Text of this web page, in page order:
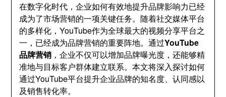
在数字化时代，企业如何有效地提升品牌影响力已经
成为了市场营销的一项关键任务。随着社交媒体平台
的多样化，YouTube作为全球最大的视频分享平台之
一，已经成为品牌营销的重要阵地。通过YouTube
品牌营销 ，企业不仅可以增加品牌曝光度，还能够精
准地与目标客户群体建立联系。本文将深入探讨如何
通过YouTube平台提升企业品牌的知名度、认同感以
及销售转化率。